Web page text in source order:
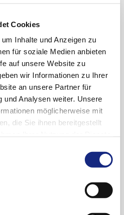
Cookies
Inhalte und Anzeigen zu
für soziale Medien anbieten
auf unsere Website zu
wir Informationen zu Ihrer
an unsere Partner für
und Analysen weiter. Unsere
möglicherweise mit
die Sie ihnen bereitgestellt
Webseite weiterhin
in der
Patientinnen und
vier Migränetagen
der folgend genannten
Wirkstoffklassen
nicht geeignet sind
Metoprolol,
Topiramat, Amitriptylin,
Toxin Typ A, einen
beschließt der G-BA.